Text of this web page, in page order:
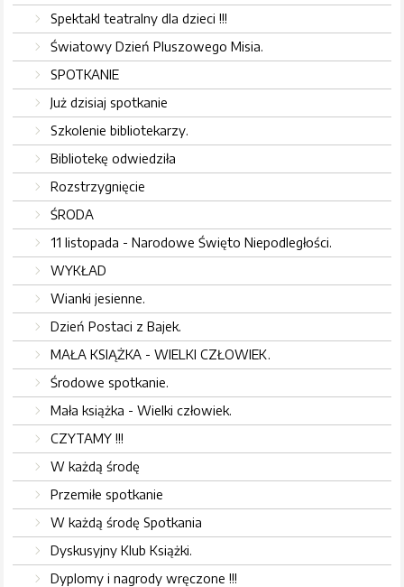
Spektakl teatralny dla dzieci !!!
Światowy Dzień Pluszowego Misia.
SPOTKANIE
Już dzisiaj spotkanie
Szkolenie bibliotekarzy.
Bibliotekę odwiedziła
Rozstrzygnięcie
ŚRODA
11 listopada - Narodowe Święto Niepodległości.
WYKŁAD
Wianki jesienne.
Dzień Postaci z Bajek.
MAŁA KSIĄŻKA - WIELKI CZŁOWIEK.
Środowe spotkanie.
Mała książka - Wielki człowiek.
CZYTAMY !!!
W każdą środę
Przemiłe spotkanie
W każdą środę Spotkania
Dyskusyjny Klub Książki.
Dyplomy i nagrody wręczone !!!